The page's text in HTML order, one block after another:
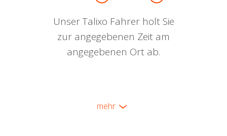
Unser Talixo Fahrer holt Sie
zur angegebenen Zeit am
angegebenen Ort ab.
mehr